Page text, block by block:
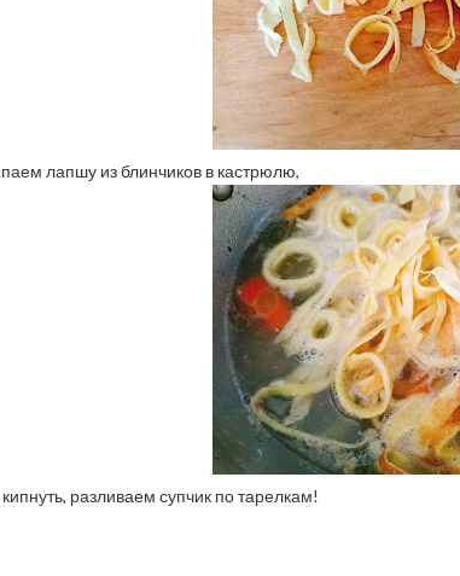
лапшу из блинчиков в кастрюлю,
разливаем супчик по тарелкам!